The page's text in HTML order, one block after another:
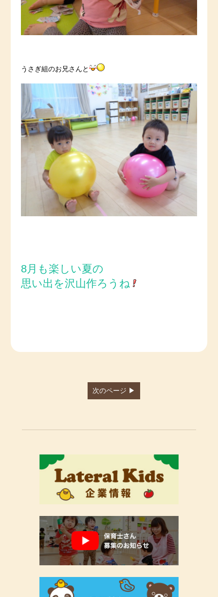
うさぎ組のお兄さんと
8月も楽しい夏の
思い出を沢山作ろうね
次のページ ▶